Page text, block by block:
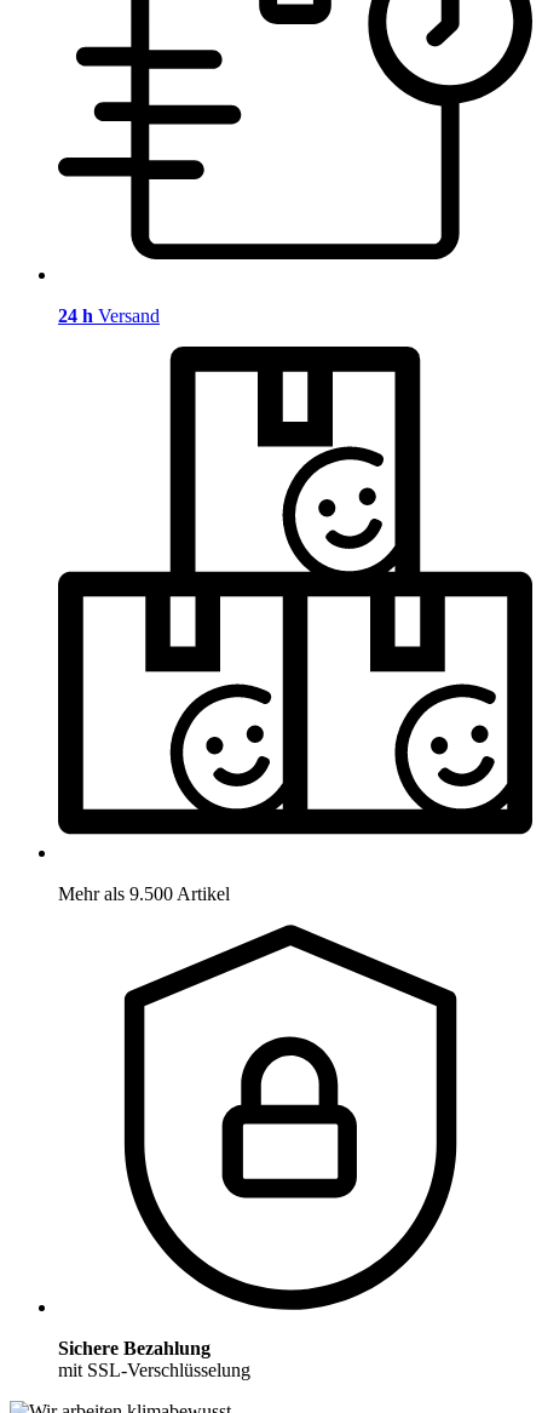
24 h Versand
Mehr als 9.500 Artikel
Sichere Bezahlung
mit SSL-Verschlüsselung